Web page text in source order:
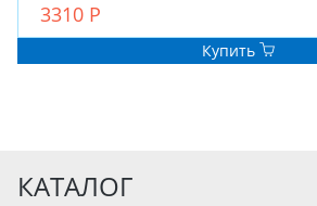
3310 Р
Купить
КАТАЛОГ